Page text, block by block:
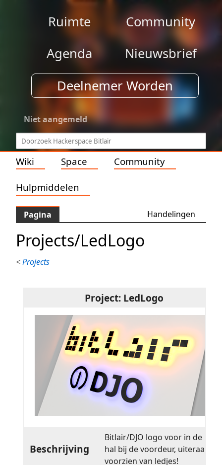
Ruimte
Community
Agenda
Nieuwsbrief
Deelnemer Worden
Niet aangemeld
Wiki Space Community
Hulpmiddelen
Pagina Handelingen
Projects/LedLogo
<Projects
Project: LedLogo
Beschrijving
Bitlair/DJO logo voor in de
hal bij de voordeur, uiteraard
voorzien van ledjes!